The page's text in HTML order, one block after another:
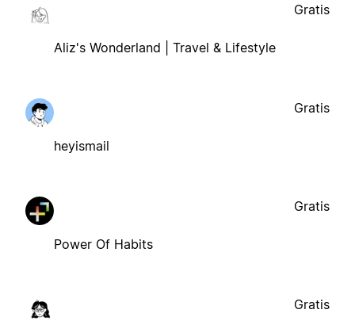
Aliz's Wonderland | Travel & Lifestyle
Gratis
heyismail
Gratis
Power Of Habits
Gratis
Gratis